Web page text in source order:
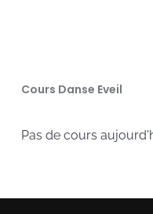
Cours Danse Eveil
Pas de cours